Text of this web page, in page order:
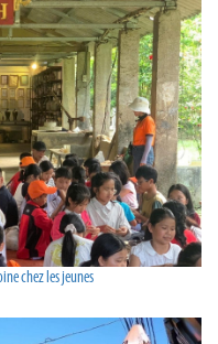
chez les jeunes